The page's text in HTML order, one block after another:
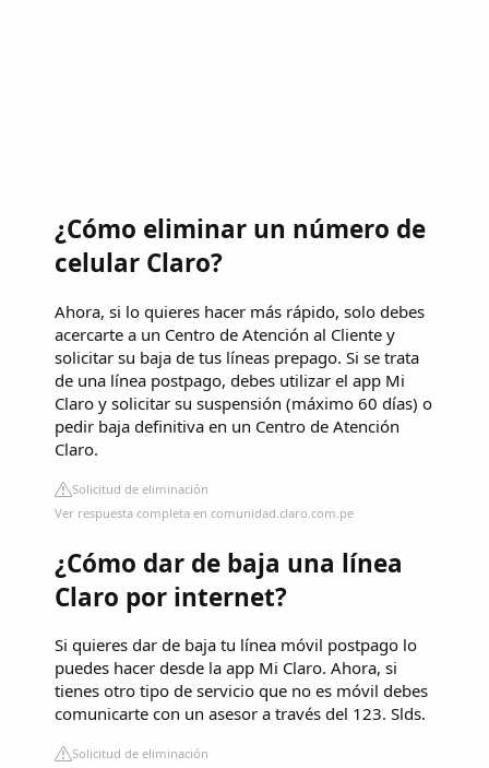
¿Cómo eliminar un número de
celular Claro?
Ahora, si lo quieres hacer más rápido, solo debes
acercarte a un Centro de Atención al Cliente y
solicitar su baja de tus líneas prepago. Si se trata
de una línea postpago, debes utilizar el app Mi
Claro y solicitar su suspensión (máximo 60 días) o
pedir baja definitiva en un Centro de Atención
Claro.
Solicitud de eliminación
Ver respuesta completa en comunidad.claro.com.pe
¿Cómo dar de baja una línea
Claro por internet?
Si quieres dar de baja tu línea móvil postpago lo
puedes hacer desde la app Mi Claro. Ahora, si
tienes otro tipo de servicio que no es móvil debes
comunicarte con un asesor a través del 123. Slds.
Solicitud de eliminación